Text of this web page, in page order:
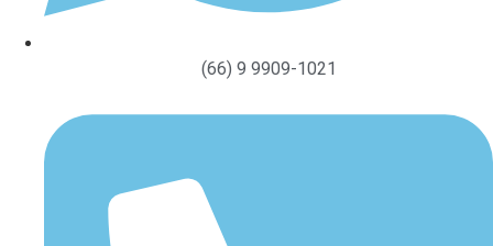
(66) 9 9909-1021